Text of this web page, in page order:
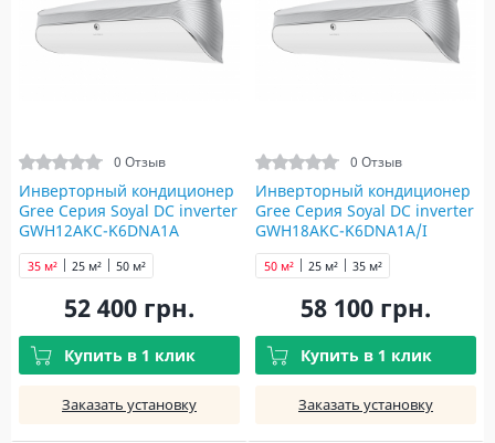
0 Отзыв
Инверторный кондиционер
Gree Серия Soyal DC inverter
GWH12AKC-K6DNA1A
25 м²
35 м² 50 м²
52 400 грн.
Купить в 1 клик
Заказать установку
0 Отзыв
Инверторный кондиционер
Gree Серия Soyal DC inverter
GWH18AKC-K6DNA1A/I
25 м² 35 м²
50 м²
58 100 грн.
Купить в 1 клик
Заказать установку